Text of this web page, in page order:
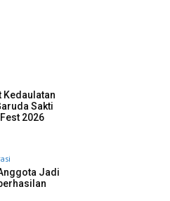
Kedaulatan
Sakti
2026
Jadi